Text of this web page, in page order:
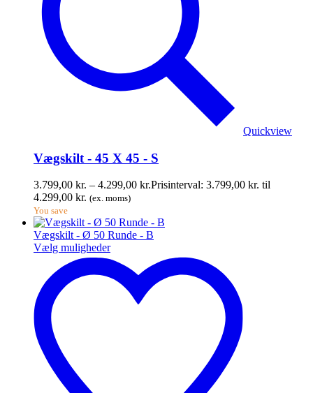
Quickview
Vægskilt - 45 X 45 - S
3.799,00 kr. – 4.299,00 kr.Prisinterval: 3.799,00 kr. til
4.299,00 kr. (ex. moms)
You save
Vægskilt - Ø 50 Runde - B
Vælg muligheder